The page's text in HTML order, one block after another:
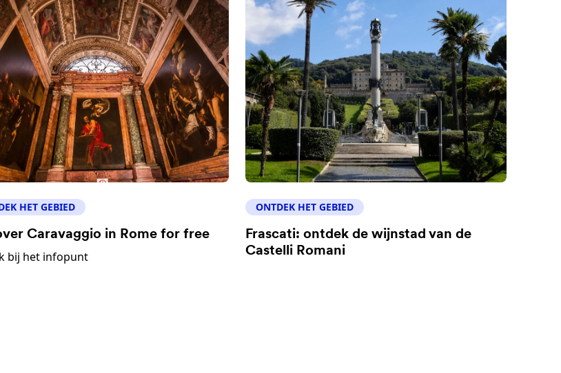
HET GEBIED
Caravaggio in Rome for free
bij het infopunt
ONTDEK HET GEBIED
Frascati: ontdek de wijnstad van de
Castelli Romani